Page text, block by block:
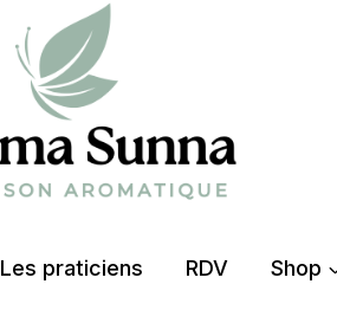
Les praticiens RDV Shop